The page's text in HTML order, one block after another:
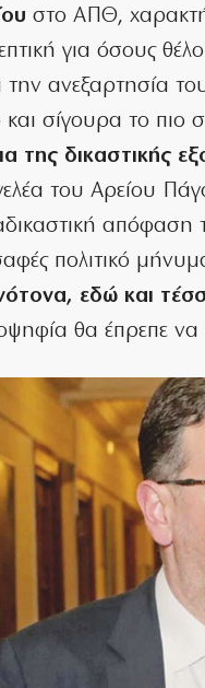
στο ΑΠΘ,
για όσους
την ανεξαρτησία
σίγουρα το πιο
της δικαστικής
του Αρείου
απόφαση
πολιτικό
εδώ και
θα έπρεπε να